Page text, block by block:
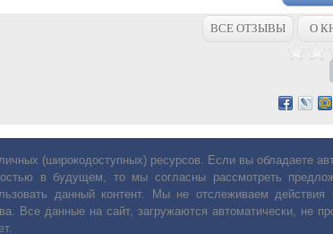
ВСЕ ОТЗЫВЫ О
(широкодоступных) ресурсов. Если вы обладаете
в будущем, то мы согласны рассмотреть
данный контент. Мы не отслеживаем действия
Все данные на сайт, загружаются автоматически, не